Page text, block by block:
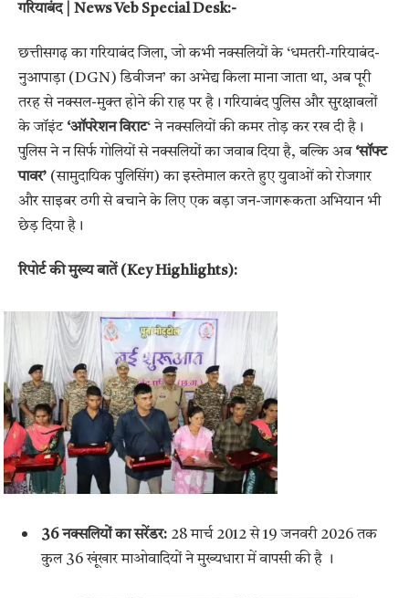
गरियाबंद | News Veb Special Desk:-
छत्तीसगढ़ का गरियाबंद जिला, जो कभी नक्सलियों के ‘धमतरी-गरियाबंद-
नुआपाड़ा (DGN) डिवीजन’ का अभेद्य किला माना जाता था, अब पूरी
तरह से नक्सल-मुक्त होने की राह पर है। गरियाबंद पुलिस और सुरक्षाबलों
के जॉइंट ‘ऑपरेशन विराट‘ ने नक्सलियों की कमर तोड़ कर रख दी है।
पुलिस ने न सिर्फ गोलियों से नक्सलियों का जवाब दिया है, बल्कि अब ‘सॉफ्ट
पावर’ (सामुदायिक पुलिसिंग) का इस्तेमाल करते हुए युवाओं को रोजगार
और साइबर ठगी से बचाने के लिए एक बड़ा जन-जागरूकता अभियान भी
छेड़ दिया है।
रिपोर्ट की मुख्य बातें (Key Highlights):
36 नक्सलियों का सरेंडर: 28 मार्च 2012 से 19 जनवरी 2026 तक
कुल 36 खूंखार माओवादियों ने मुख्यधारा में वापसी की है ।